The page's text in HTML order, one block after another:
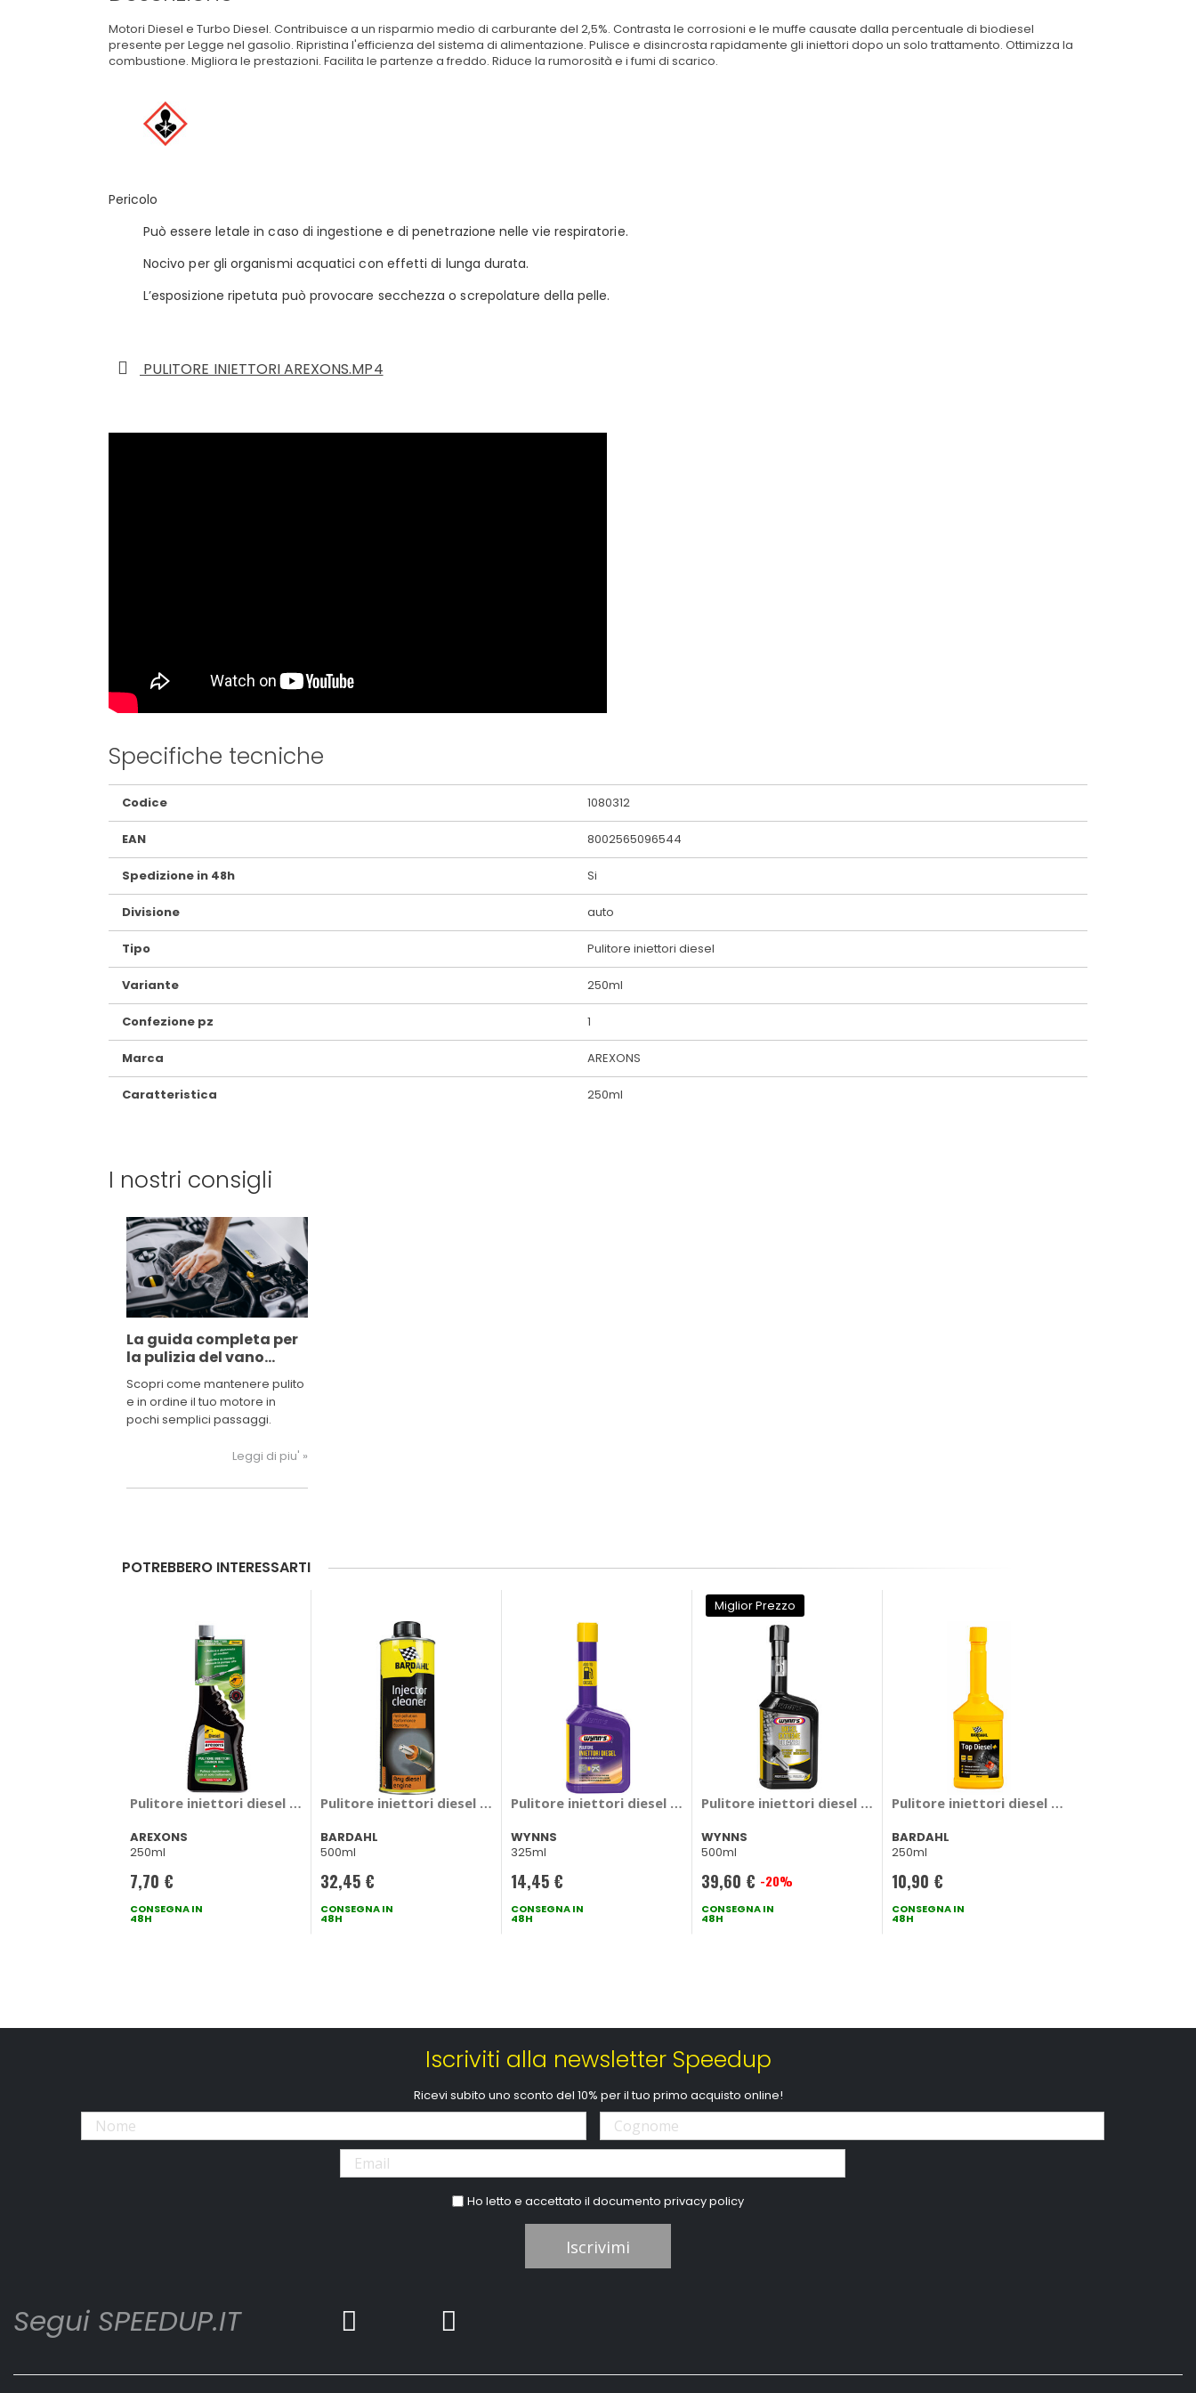
Motori Diesel e Turbo Diesel. Contribuisce a un risparmio medio di carburante del 2,5%. Contrasta le corrosioni e le muffe causate dalla percentuale di biodiesel
presente per Legge nel gasolio. Ripristina l'efficienza del sistema di alimentazione. Pulisce e disincrosta rapidamente gli iniettori dopo un solo trattamento. Ottimizza la
combustione. Migliora le prestazioni. Facilita le partenze a freddo. Riduce la rumorosità e i fumi di scarico.
Pericolo
Può essere letale in caso di ingestione e di penetrazione nelle vie respiratorie.
Nocivo per gli organismi acquatici con effetti di lunga durata.
L’esposizione ripetuta può provocare secchezza o screpolature della pelle.
PULITORE INIETTORI AREXONS.MP4
Specifiche tecniche
Maggiori
Informazioni
Codice 1080312
EAN 8002565096544
Spedizione in 48h Si
Divisione auto
Tipo Pulitore iniettori diesel
Variante 250ml
Confezione pz 1
Marca AREXONS
Caratteristica 250ml
I nostri consigli
La guida completa per
la pulizia del vano
motore
Scopri come mantenere pulito
e in ordine il tuo motore in
pochi semplici passaggi.
Leggi di piu' »
POTREBBERO INTERESSARTI
Pulitore iniettori diesel Common rail - AREXONS
AREXONS
250ml
7,70 €
CONSEGNA IN
48H
Pulitore iniettori diesel Diesel Injector Cleaner - BARDAHL
BARDAHL
500ml
32,45 €
CONSEGNA IN
48H
Pulitore iniettori diesel Diesel Plus Treatment - WYNNS
WYNNS
325ml
14,45 €
CONSEGNA IN
48H
Miglior Prezzo
Pulitore iniettori diesel Diesel Clean 3 - WYNNS
WYNNS
500ml
Prezzo
speciale
39,60 € -20%
CONSEGNA IN
48H
Pulitore iniettori diesel Top Diesel - BARDAHL
BARDAHL
250ml
10,90 €
CONSEGNA IN
48H
Iscriviti alla newsletter Speedup
Ricevi subito uno sconto del 10% per il tuo primo acquisto online!
Ho letto e accettato il documentoprivacy policy
Iscrivimi
Segui SPEEDUP.IT